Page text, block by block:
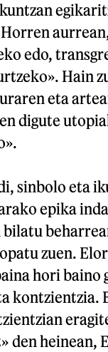
edo,
Hain
eta
digute
sinbolo eta
epika
zuen.
hori baino
den heinean,